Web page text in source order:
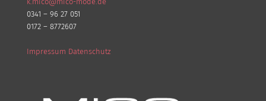
0341 – 96 27 051
0172 – 8772607
Impressum Datenschutz